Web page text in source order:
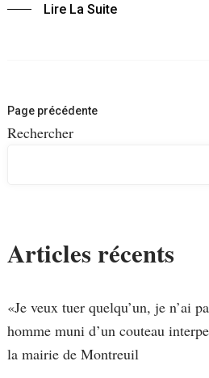
Lire La Suite
Navigation
des
Page précédente
Rechercher
Articles récents
«Je veux tuer quelqu’un, je n’ai
homme muni d’un couteau
la mairie de Montreuil